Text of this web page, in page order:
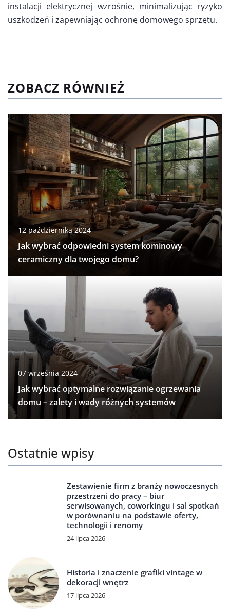
instalacji elektrycznej wzrośnie, minimalizując ryzyko
uszkodzeń i zapewniając ochronę domowego sprzętu.
ZOBACZ RÓWNIEŻ
12 października 2024
Jak wybrać odpowiedni system kominowy
ceramiczny dla twojego domu?
07 września 2024
Jak wybrać optymalne rozwiązanie ogrzewania
domu – zalety i wady różnych systemów
Ostatnie wpisy
Zestawienie firm z branży nowoczesnych
przestrzeni do pracy – biur
serwisowanych, coworkingu i sal spotkań
w porównaniu na podstawie oferty,
technologii i renomy
24 lipca 2026
Historia i znaczenie grafiki vintage w
dekoracji wnętrz
17 lipca 2026